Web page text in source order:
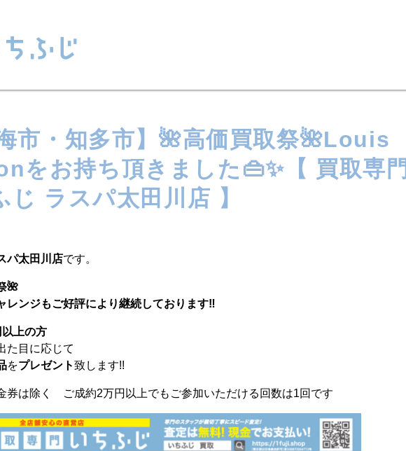
市・知多市】🌺高価買取祭🌺Louis
をお持ち頂きました👜✨【 買取専門
じ ラスパ太田川店 】
パ太田川店です。
🌺
レンジもご好評により継続しております‼
上の方
た目に応じて
をプレゼント致します!!
券は除く ご成約2万円以上でもご参加いただける回数は1回です